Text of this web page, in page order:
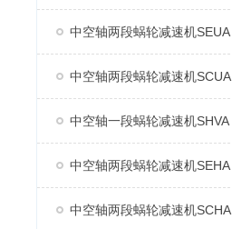
中空轴两段蜗轮减速机SEUA
中空轴两段蜗轮减速机SCUA
中空轴一段蜗轮减速机SHVA
中空轴两段蜗轮减速机SEHA
中空轴两段蜗轮减速机SCHA